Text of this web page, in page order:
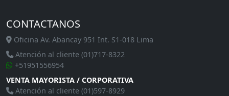
CONTACTANOS
Oficina Av. Abancay 951 Int. S1-018 Lima
Atención al cliente (01)717-8322
+51951556954
VENTA MAYORISTA / CORPORATIVA
Atención al cliente (01)597-8929